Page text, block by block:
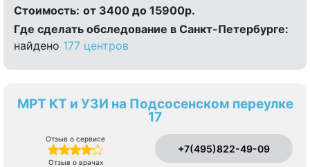
Стоимость: от 3400 до 15900р.
Где сделать обследование в Санкт-Петербурге:
найдено 177 центров
МРТ КТ и УЗИ на Подсосенском переулке
17
Отзыв о сервисе
Отзыв о врачах
+7(495)822-49-09